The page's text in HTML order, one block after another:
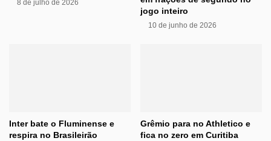
8 de julho de 2026
jogo inteiro
10 de junho de 2026
Inter bate o Fluminense e
respira no Brasileirão
Grêmio para no Athletico e
fica no zero em Curitiba